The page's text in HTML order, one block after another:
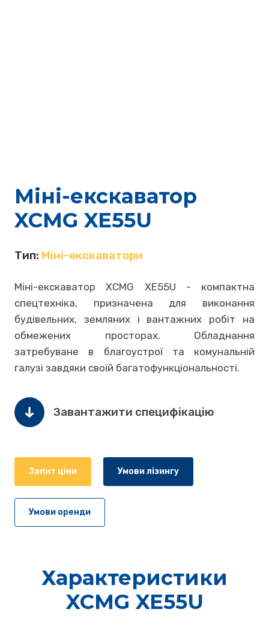
Міні-екскаватор
XCMG XE55U
Тип: Міні-екскаватори
Міні-екскаватор XCMG XE55U - компактна
спецтехніка, призначена для виконання
будівельних, земляних і вантажних робіт на
обмежених просторах. Обладнання
затребуване в благоустрої та комунальній
галузі завдяки своїй багатофункціональності.
Завантажити специфікацію
Запит ціни Умови лізингу
Умови оренди
Характеристики
XCMG XE55U